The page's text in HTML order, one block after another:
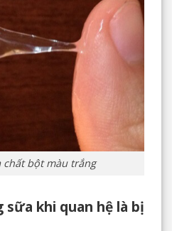
chất bột màu trắng
sữa khi quan hệ là bị